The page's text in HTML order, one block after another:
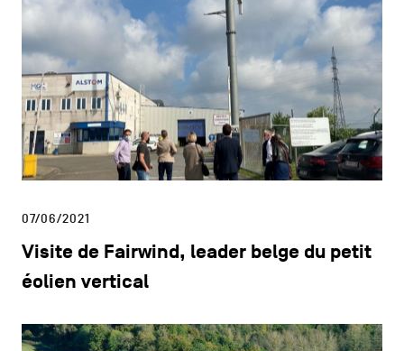
07/06/2021
Visite de Fairwind, leader belge du petit
éolien vertical